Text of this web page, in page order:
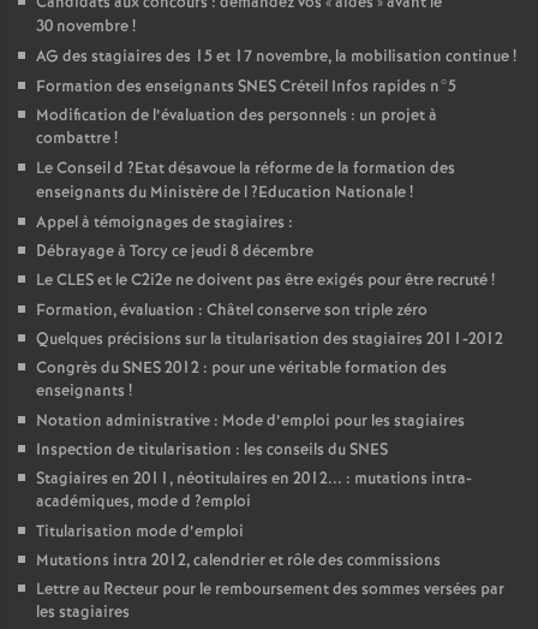
30 novembre!
AG des stagiaires des 15 et 17 novembre, la mobilisation continue!
Formation des enseignants SNESCréteil Infos rapides n°5
Modification de l’évaluation des personnels : un projet à
combattre!
Le Conseil d ?Etat désavoue la réforme de la formation des
enseignants du Ministère de l?Education Nationale!
Appel à témoignages de stagiaires :
Débrayage à Torcy ce jeudi 8 décembre
LeCLESet le C2i2e ne doivent pas être exigés pour être recruté!
Formation, évaluation : Châtel conserve son triple zéro
Quelques précisions sur la titularisation des stagiaires 2011-2012
Congrès duSNES2012 : pour une véritable formation des
enseignants !
Notation administrative : Mode d’emploi pour les stagiaires
Inspection de titularisation : les conseils duSNES
Stagiaires en 2011, néotitulaires en 2012... : mutations intra-
académiques, mode d ?emploi
Titularisation mode d’emploi
Mutations intra 2012, calendrier et rôle des commissions
Lettre au Recteur pour le remboursement des sommes versées par
les stagiaires